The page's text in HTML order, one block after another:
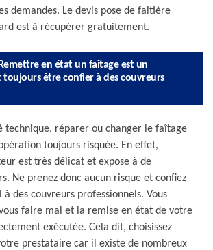
demandes. Le devis pose de faitière
est à récupérer gratuitement.
en état un faîtage est un
être confier à des couvreurs
technique, réparer ou changer le faîtage
toujours risquée. En effet,
est très délicat et expose à de
Ne prenez donc aucun risque et confiez
des couvreurs professionnels. Vous
faire mal et la remise en état de votre
exécutée. Cela dit, choisissez
prestataire car il existe de nombreux